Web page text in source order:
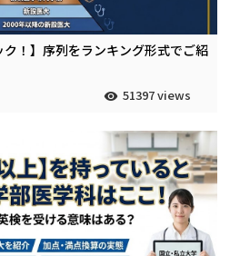
ク！】序列をランキング形式でご紹
51397 views